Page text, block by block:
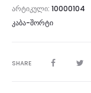
ᲐᲠᲢᲘᲙᲣᲚᲘ: 10000104
ᲙᲐᲑᲐ-ᲨᲝᲠᲢᲘ
SHARE